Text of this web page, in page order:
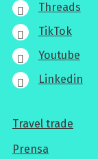
Threads
TikTok
Youtube
Linkedin
Para
los
Travel trade
Prensa